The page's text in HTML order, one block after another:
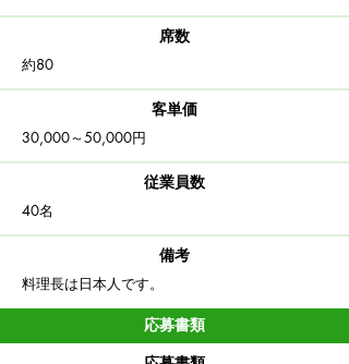
​席数
約80
客単価
30,000～50,000​円
従業員数
​40名
備考
料理長は日本人です。
応募書類